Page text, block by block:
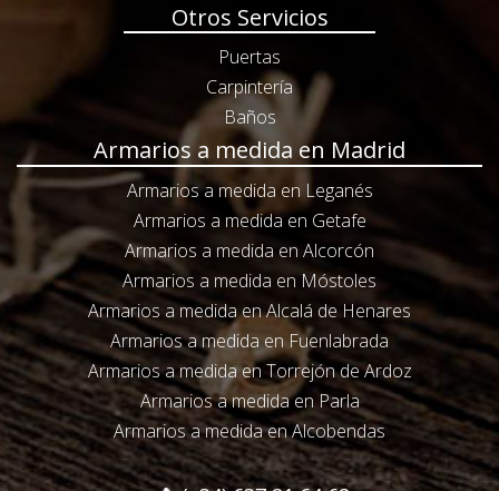
Otros Servicios
Puertas
Carpintería
Baños
Armarios a medida en Madrid
Armarios a medida en Leganés
Armarios a medida en Getafe
Armarios a medida en Alcorcón
Armarios a medida en Móstoles
Armarios a medida en Alcalá de Henares
Armarios a medida en Fuenlabrada
Armarios a medida en Torrejón de Ardoz
Armarios a medida en Parla
Armarios a medida en Alcobendas